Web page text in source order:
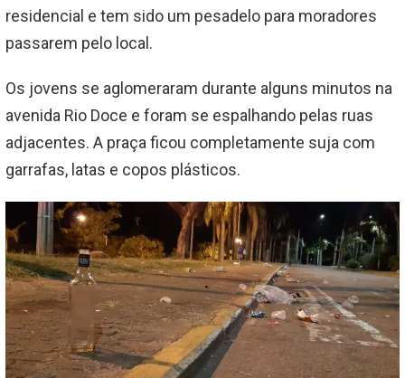
residencial e tem sido um pesadelo para moradores
passarem pelo local.
Os jovens se aglomeraram durante alguns minutos na
avenida Rio Doce e foram se espalhando pelas ruas
adjacentes. A praça ficou completamente suja com
garrafas, latas e copos plásticos.